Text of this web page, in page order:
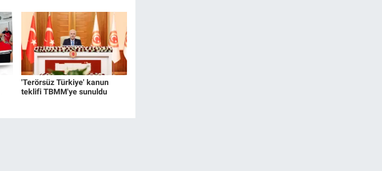
'Terörsüz Türkiye' kanun
teklifi TBMM'ye sunuldu